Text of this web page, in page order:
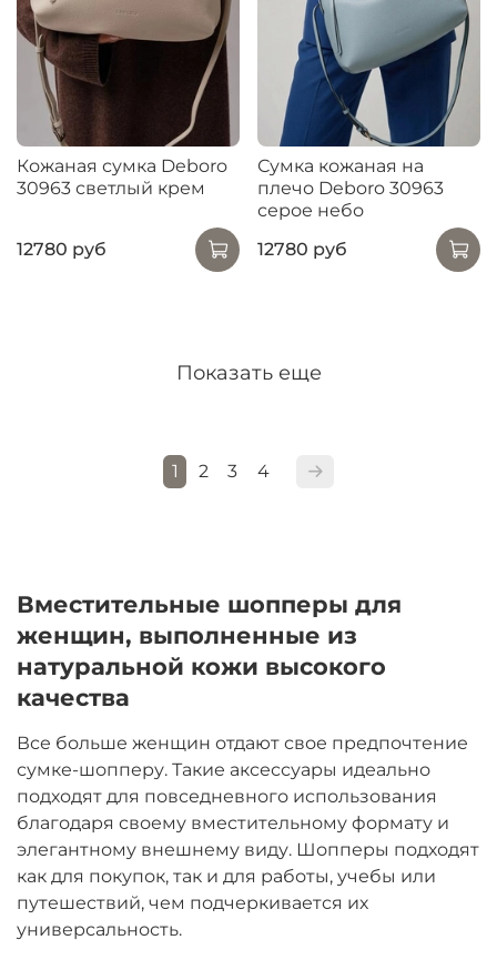
Кожаная сумка Deboro
30963 светлый крем
12780 руб
Сумка кожаная на
плечо Deboro 30963
серое небо
12780 руб
Показать еще
1 2 3 4
Вместительные шопперы для
женщин, выполненные из
натуральной кожи высокого
качества
Все больше женщин отдают свое предпочтение
сумке-шопперу. Такие аксессуары идеально
подходят для повседневного использования
благодаря своему вместительному формату и
элегантному внешнему виду. Шопперы подходят
как для покупок, так и для работы, учебы или
путешествий, чем подчеркивается их
универсальность.